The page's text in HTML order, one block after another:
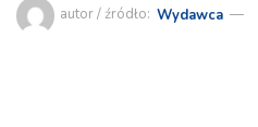
autor / źródło: Wydawca